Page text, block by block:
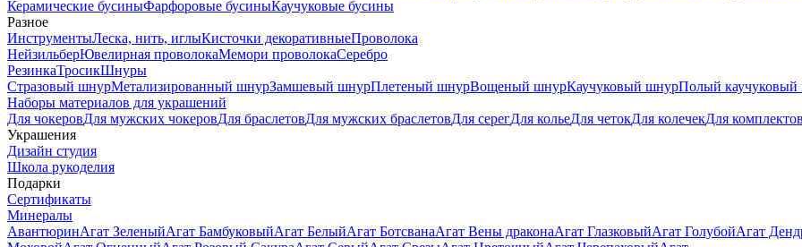
Керамические бусиныФарфоровые бусиныКаучуковые бусины
Разное
ИнструментыЛеска, нить, иглыКисточки декоративныеПроволока
НейзильберЮвелирная проволокаМемори проволокаСеребро
РезинкаТросикШнуры
Стразовый шнурМетализированный шнурЗамшевый шнурПлетеный шнурВощеный шнурКаучуковый шнурПолый
Наборы материалов для украшений
Для чокеровДля мужских чокеровДля браслетовДля мужских браслетовДля серегДля кольеДля четокДля колечекДля
Украшения
Дизайн студия
Школа рукоделия
Подарки
Сертификаты
Минералы
АвантюринАгат ЗеленыйАгат БамбуковыйАгат БелыйАгат БотсванаАгат Вены драконаАгат ГлазковыйАгат ГолубойАгат